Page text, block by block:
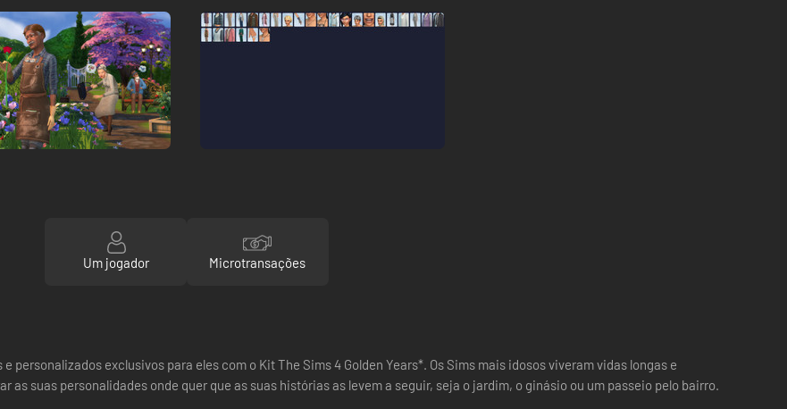
Um jogador Microtransações
exclusivos para eles com o Kit The Sims 4 Golden Years*. Os Sims mais idosos viveram vidas longas e
suas personalidades onde quer que as suas histórias as levem a seguir, seja o jardim, o ginásio ou um passeio pelo bairro.